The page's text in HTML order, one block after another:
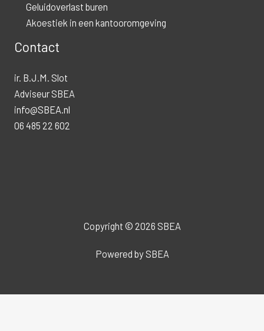
Geluidoverlast buren
Akoestiek in een kantooromgeving
Contact
ir. B.J.M. Slot
Adviseur SBEA
info@SBEA.nl
06 485 22 602
Copyright © 2026 SBEA
Powered by SBEA